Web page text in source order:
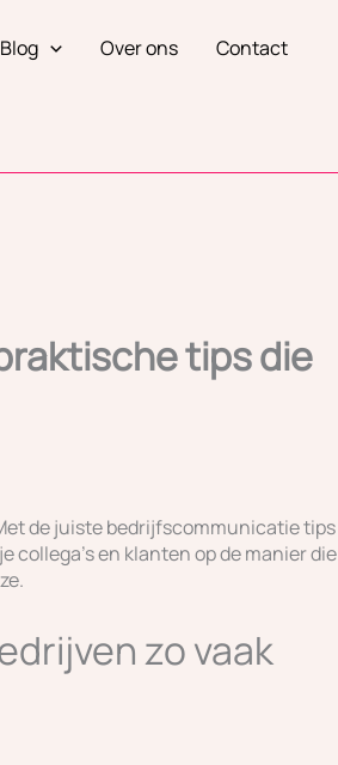
Blog Over ons Contact
tips die
de juiste bedrijfscommunicatie tips
collega’s en klanten op de manier die
zo vaak